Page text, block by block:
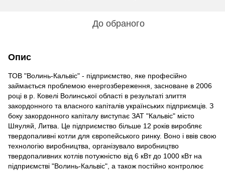
До обраного
Опис
ТОВ "Волинь-Кальвіс" - підприємство, яке професійно
займається проблемою енергозбереження, засноване в 2006
році в р. Ковелі Волинської області в результаті злиття
закордонного та власного капіталів українських підприємців. З
боку закордонного капіталу виступає ЗАТ "Кальвіс" місто
Шяуляй, Литва. Це підприємство більше 12 років виробляє
твердопаливні котли для європейського ринку. Воно і ввів свою
технологію виробництва, організувало виробництво
твердопаливних котлів потужністю від 6 кВт до 1000 кВт на
підприємстві "Волинь-Кальвіс", а також постійно контролює